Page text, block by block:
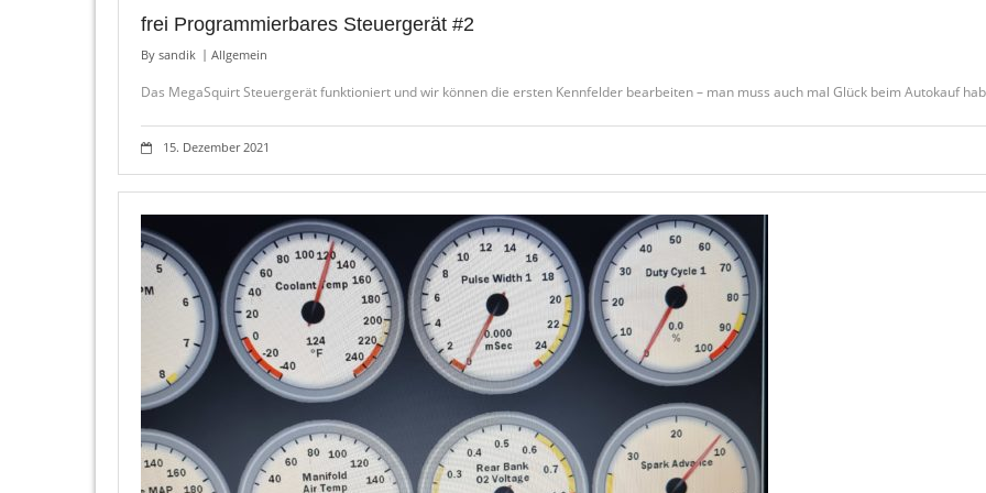
frei Programmierbares Steuergerät #2
By sandik Allgemein
Das MegaSquirt Steuergerät funktioniert und wir können die ersten Kennfelder bearbeiten – man muss auch mal Glück beim Autokauf
15. Dezember 2021